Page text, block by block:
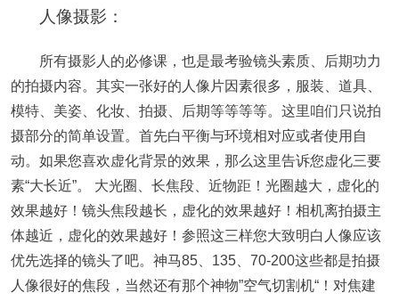
人像摄影：
所有摄影人的必修课，也是最考验镜头素质、后期功力
的拍摄内容。其实一张好的人像片因素很多，服装、道具、
模特、美姿、化妆、拍摄、后期等等等等。这里咱们只说拍
摄部分的简单设置。首先白平衡与环境相对应或者使用自
动。如果您喜欢虚化背景的效果，那么这里告诉您虚化三要
素“大长近”。 大光圈、长焦段、近物距！光圈越大，虚化的
效果越好！镜头焦段越长，虚化的效果越好！相机离拍摄主
体越近，虚化的效果越好！参照这三样您大致明白人像应该
优先选择的镜头了吧。神马85、135、70-200这些都是拍摄
人像很好的焦段，当然还有那个神物”空气切割机“！对焦建